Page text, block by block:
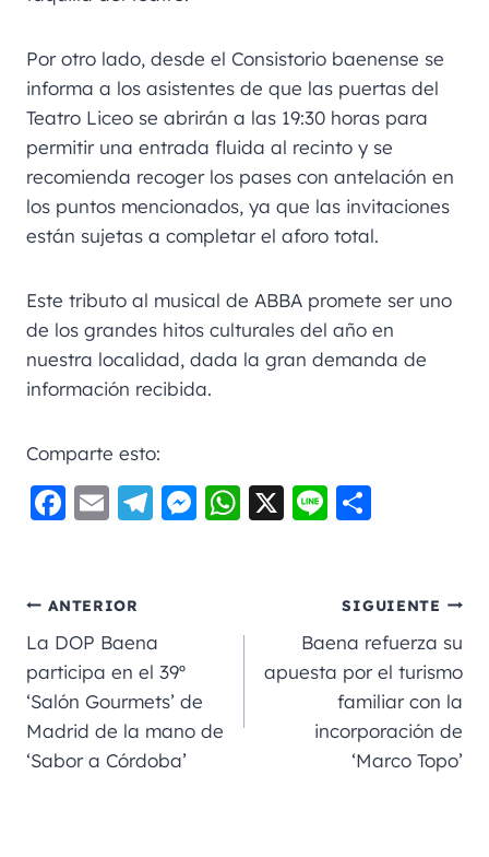
Por otro lado, desde el Consistorio baenense se
informa a los asistentes de que las puertas del
Teatro Liceo se abrirán a las 19:30 horas para
permitir una entrada fluida al recinto y se
recomienda recoger los pases con antelación en
los puntos mencionados, ya que las invitaciones
están sujetas a completar el aforo total.
Este tributo al musical de ABBA promete ser uno
de los grandes hitos culturales del año en
nuestra localidad, dada la gran demanda de
información recibida.
Comparte esto:
F
e
b
o
o
k
E
l
Te
m
M
er
W
A
X
Li
p
a
rt
ir
ANTERIOR
La DOP Baena
participa en el 39º
‘Salón Gourmets’ de
Madrid de la mano de
‘Sabor a Córdoba’
SIGUIENTE
Baena refuerza su
apuesta por el turismo
familiar con la
incorporación de
‘Marco Topo’